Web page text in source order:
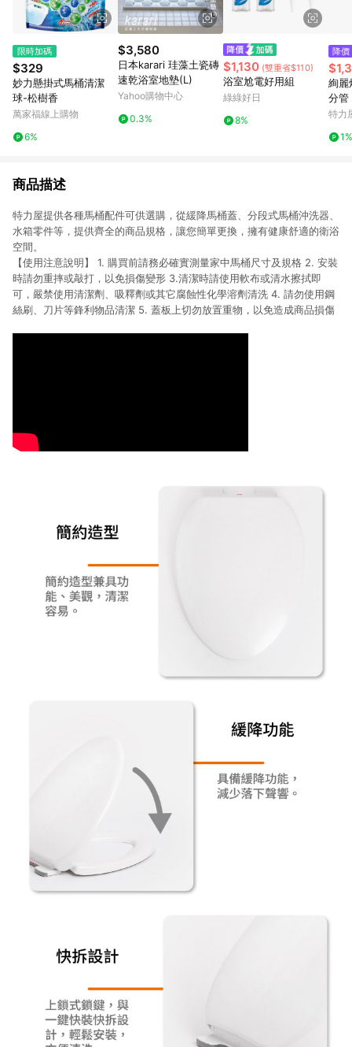
限時加碼
$329
妙力懸掛式馬桶清潔
球-松樹香
萬家福線上購物
6%
$3,580
日本karari 珪藻土瓷磚
速乾浴室地墊(L)
Yahoo購物中心
0.3%
$1,130 (雙重省$110)
浴室尬電好用組
綠綠好日
8%
降價
絢麗
分管
特力
1%
商品描述
特力屋提供各種馬桶配件可供選購，從緩降馬桶蓋、分段式馬桶沖洗器、
水箱零件等，提供齊全的商品規格，讓您簡單更換，擁有健康舒適的衛浴
空間。
【使用注意說明】
1. 購買前請務必確實測量家中馬桶尺寸及規格 2. 安裝
時請勿重摔或敲打，以免損傷變形 3.清潔時請使用軟布或清水擦拭即
可，嚴禁使用清潔劑、吸釋劑或其它腐蝕性化學溶劑清洗 4. 請勿使用鋼
絲刷、刀片等鋒利物品清潔 5. 蓋板上切勿放置重物，以免造成商品損傷